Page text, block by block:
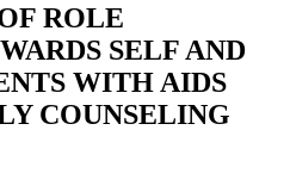
ROLE
SELF AND
WITH AIDS
COUNSELING